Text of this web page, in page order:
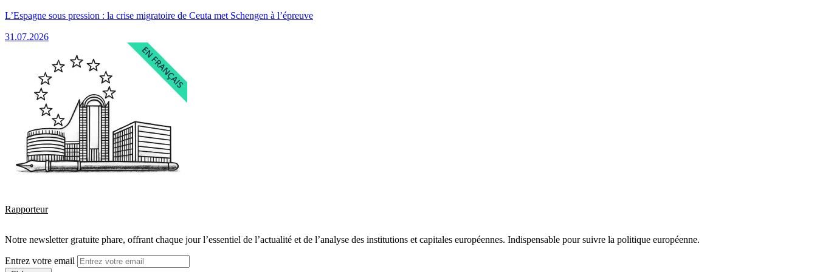
L’Espagne sous pression : la crise migratoire de Ceuta met Schengen à l’épreuve
31.07.2026
Rapporteur
Notre newsletter gratuite phare, offrant chaque jour l’essentiel de l’actualité et de l’analyse des institutions et capitales européennes. Indispensable pour suivre la politique européenne.
Entrez votre email